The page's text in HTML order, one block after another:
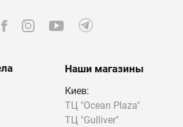
Наши магазины
Киев:
ТЦ "Ocean Plaza"
ТЦ "Gulliver"